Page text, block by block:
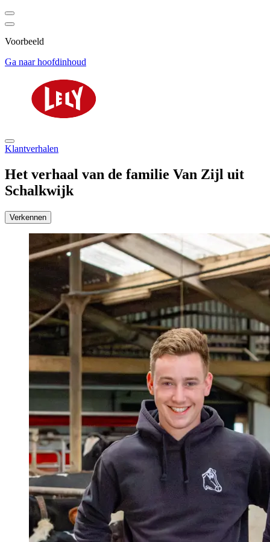
Voorbeeld
Ga naar hoofdinhoud
Klantverhalen
Het verhaal van de familie Van Zijl uit
Schalkwijk
Verkennen